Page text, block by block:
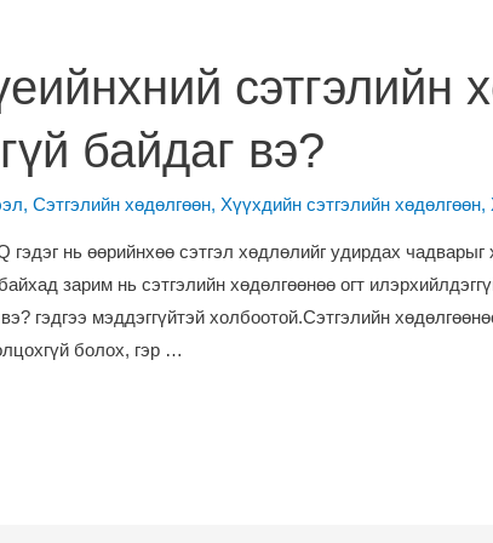
сэтгэлийн
байдаг вэ?
,Сэтгэлийн хөдөлгөөн,Хүүхдийн сэтгэлийн хөдөлгөөн,
нь өөрийнхөө сэтгэл хөдлөлийг удирдах чадварыг
зарим нь сэтгэлийн хөдөлгөөнөө огт
гэдгээ мэддэггүйтэй холбоотой.Сэтгэлийн
болох, гэр …